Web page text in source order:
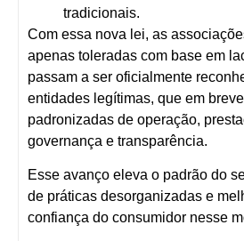
tradicionais.
Com essa nova lei, as
apenas toleradas com base em
passam a ser oficialmente
entidades legítimas, que em
padronizadas de operação,
governança e transparência.
Esse avanço eleva o padrão do
de práticas desorganizadas e
confiança do consumidor nesse